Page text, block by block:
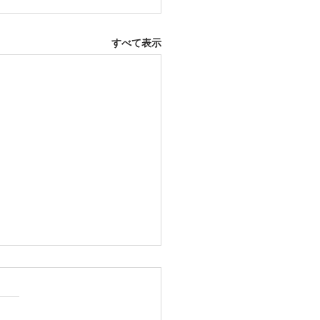
すべて表示
日 岡崎市
とんレンタルご予約いただ